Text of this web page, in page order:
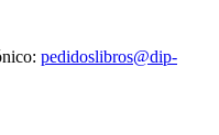
pedidoslibros@dip-